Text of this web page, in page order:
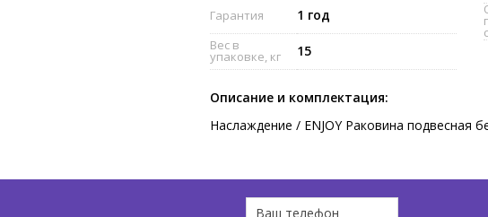
Гарантия 1 год
Вес в
упаковке, кг 15
Описание и комплектация:
Наслаждение / ENJOY Раковина подвесная